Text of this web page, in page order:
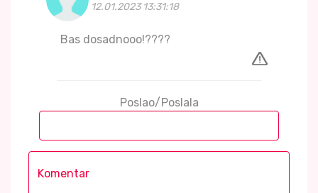
12.01.2023 13:31:18
Bas dosadnooo!????
Poslao/Poslala